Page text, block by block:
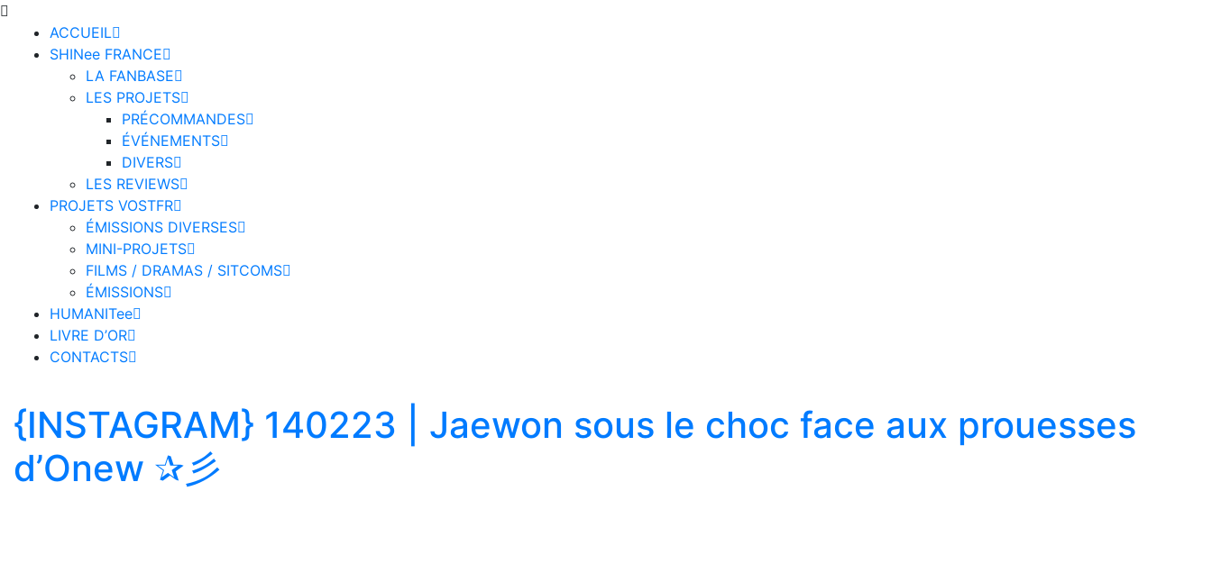
ACCUEIL
SHINee FRANCE
LA FANBASE
LES PROJETS
PRÉCOMMANDES
ÉVÉNEMENTS
DIVERS
LES REVIEWS
PROJETS VOSTFR
ÉMISSIONS DIVERSES
MINI-PROJETS
FILMS / DRAMAS / SITCOMS
ÉMISSIONS
HUMANITee
LIVRE D’OR
CONTACTS
{INSTAGRAM} 140223 | Jaewon sous le choc face aux prouesses
d’Onew ✰彡